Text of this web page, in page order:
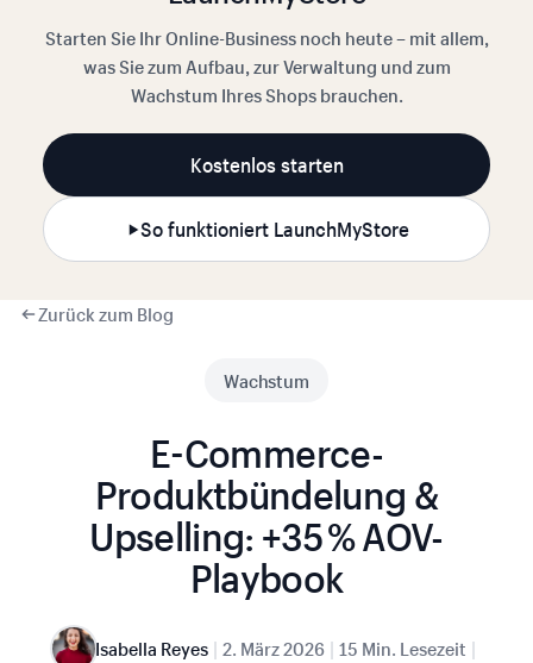
Starten Sie Ihr Online-Business noch heute – mit allem,
was Sie zum Aufbau, zur Verwaltung und zum
Wachstum Ihres Shops brauchen.
Kostenlos starten
So funktioniert LaunchMyStore
Zurück zum Blog
Wachstum
E-Commerce-
Produktbündelung &
Upselling: +35 % AOV-
Playbook
Isabella Reyes | 2. März 2026 | 15 Min. Lesezeit |